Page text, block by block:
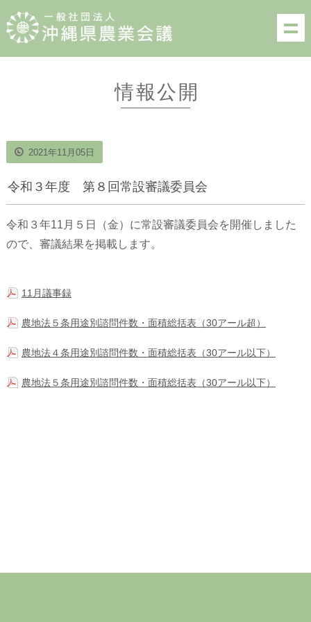
情報公開
2021年11月05日
令和３年度 第８回常設審議委員会
令和３年11月５日（金）に常設審議委員会を開催しました
ので、審議結果を掲載します。
11月議事録
農地法５条用途別諮問件数・面積総括表（30アール超）
農地法４条用途別諮問件数・面積総括表（30アール以下）
農地法５条用途別諮問件数・面積総括表（30アール以下）